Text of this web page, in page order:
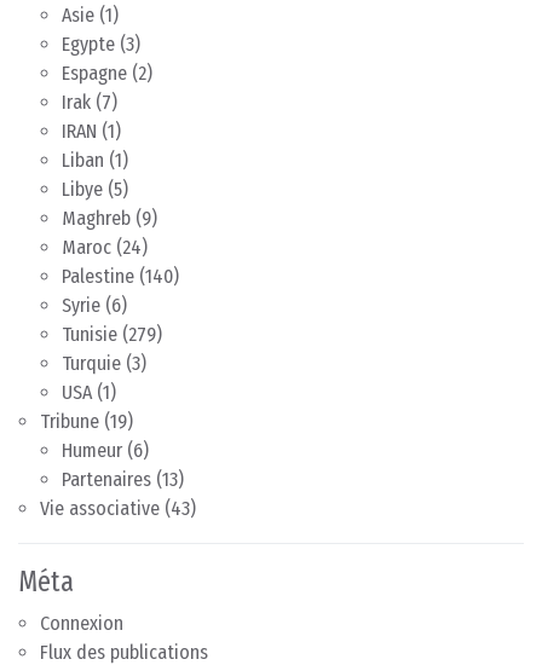
Asie (1)
Egypte (3)
Espagne (2)
Irak (7)
IRAN (1)
Liban (1)
Libye (5)
Maghreb (9)
Maroc (24)
Palestine (140)
Syrie (6)
Tunisie (279)
Turquie (3)
USA (1)
Tribune (19)
Humeur (6)
Partenaires (13)
Vie associative (43)
Méta
Connexion
Flux des publications